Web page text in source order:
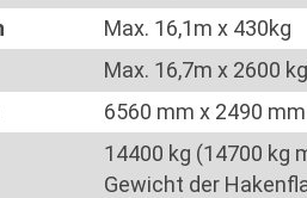
Max. 16,1m x 430kg
Max. 16,7m x 2600
6560 mm x 2490
14400 kg (14700 kg
Gewicht der